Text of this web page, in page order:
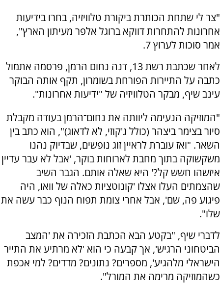
"צר לי שתחת הכותרת ביקורת טלוויזיה, בחרו בידיעות
אחרונות להתחרות דווקא ברוגל אלפר מעיתון הארץ",
אמר סוכות לערוץ 7.
לאחר שכתבת רשת 13, דנה נחום הרמן, פרסמה אתמול
כתבה על התיירות הפורחת בשומרון, תקף אותה הבוקר
עינב שיף, מבקר הטלוויזיה של "ידיעות אחרונות".
"המוזיקה הנעימה ליוותה את נחום־הרמן בעודה מקבלת
סיור בצימר ביצהר (כולל ג'קוזי, לא לדאוג)", הוא כתב בין
השאר. "ואז עוברת לראיין זוג נופשים, שבדיוק נהנו
משקשוקה בתוך מחבת לארוחות בוקר, 'אבל לא עבר עדיין
איזשהו חשש קל?' היא שאלה אותם. הגבר השיב
שהצמתים העלו אצלו 'קונוטציות כאלה של וואו, היה
פיגוע פה, שם', אבל אחרי צומת תפוח הנוף כבר עשה את
שלו".
לדברי שיף, "בקטע הבא הכתבת הזכירה את 'המצב
הביטחוני הרגיש', אך קבעה כי הוא 'לא מרתיע את התייר
הישראלי מלהגיע', מספרים? נתונים? מדדים? למי אכפת
כשהמוזיקה מרימה את המורל".